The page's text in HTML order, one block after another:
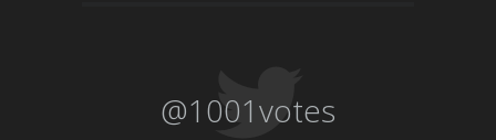
@1001votes